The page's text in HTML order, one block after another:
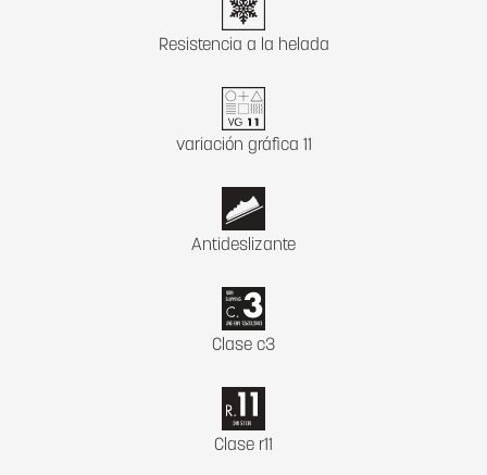
Resistencia a la helada
variación gráfica 11
Antideslizante
Clase c3
Clase r11